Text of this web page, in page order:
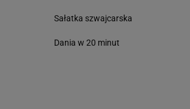
Sałatka szwajcarska
Dania w 20 minut